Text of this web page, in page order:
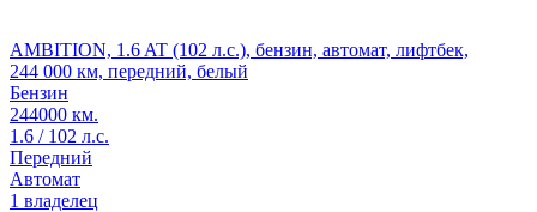
AMBITION, 1.6 AT (102 л.с.), бензин, автомат, лифтбек,
244 000 км, передний, белый
Бензин
244000 км.
1.6 / 102 л.с.
Передний
Автомат
1 владелец